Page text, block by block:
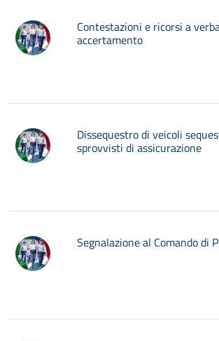
Contestazioni e ricorsi a
accertamento
Dissequestro di veicoli
sprovvisti di assicurazione
Segnalazione al Comando di